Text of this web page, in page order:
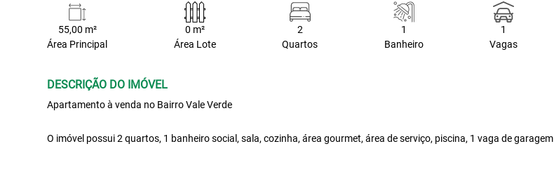
55,00 m²
Área Principal
0 m²
Área Lote
2
Quartos
1
Banheiro
1
Vagas
DESCRIÇÃO DO IMÓVEL
Apartamento à venda no Bairro Vale Verde
O imóvel possui 2 quartos, 1 banheiro social, sala, cozinha, área gourmet, área de serviço, piscina, 1 vaga de garagem